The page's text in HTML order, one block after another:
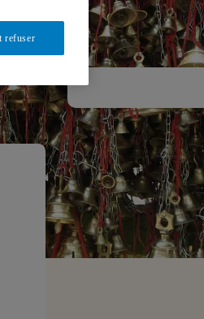
refuser